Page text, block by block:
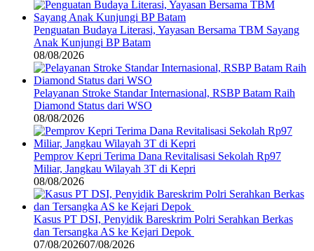
Penguatan Budaya Literasi, Yayasan Bersama TBM Sayang
Anak Kunjungi BP Batam
08/08/2026
Pelayanan Stroke Standar Internasional, RSBP Batam Raih
Diamond Status dari WSO
08/08/2026
Pemprov Kepri Terima Dana Revitalisasi Sekolah Rp97
Miliar, Jangkau Wilayah 3T di Kepri
08/08/2026
Kasus PT DSI, Penyidik Bareskrim Polri Serahkan Berkas
dan Tersangka AS ke Kejari Depok
07/08/202607/08/2026